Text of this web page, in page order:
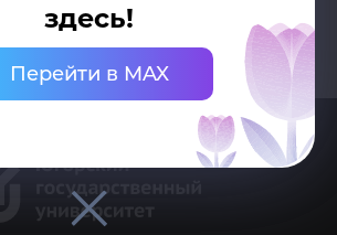
здесь!
Перейти в MAX